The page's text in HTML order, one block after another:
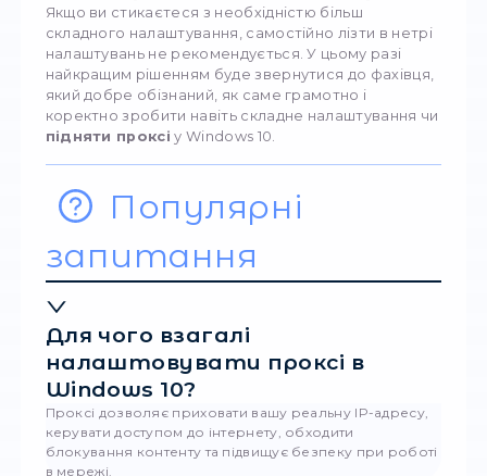
варто змінювати їх самовільно, найкраще
залишити ці налаштування за
особливо якщо ви не знаєте, для чого
потрібні. В іншому випадку може статися
вам буде потрібна допомога
майстра з налаштування ПК.
варто поговорити докладніше. Існує кілька
встановити проксі-сервер вручну:
інтеграція спеціального сервера до
організація стабільного каналу зв’язки з
яким сайтом чи платформою в Інтернеті;
забезпечення можливості зберігати
у процесі серфінгу у Інтернеті.При цьому в
останньому випадку можна скористатися
спрощеними способами налаштування